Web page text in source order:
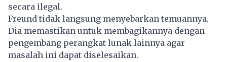
secara ilegal.
Freund tidak langsung menyebarkan temuannya.
Dia memastikan untuk membagikannya dengan
pengembang perangkat lunak lainnya agar
masalah ini dapat diselesaikan.